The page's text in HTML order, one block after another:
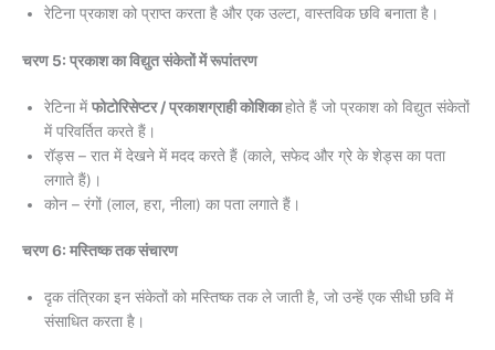
रेटिना प्रकाश को प्राप्त करता है और एक उल्टा, वास्तविक छवि बनाता है।
चरण 5: प्रकाश का विद्युत संकेतों में रूपांतरण
रेटिना मेंफोटोरिसेप्टर / प्रकाशग्राही कोशिकाहोते हैं जो प्रकाश को विद्युत संकेतों
में परिवर्तित करते हैं।
रॉड्स – रात में देखने में मदद करते हैं (काले, सफेद और ग्रे के शेड्स का पता
लगाते हैं)।
कोन – रंगों (लाल, हरा, नीला) का पता लगाते हैं।
चरण 6: मस्तिष्क तक संचारण
दृक तंत्रिका इन संकेतों को मस्तिष्क तक ले जाती है, जो उन्हें एक सीधी छवि में
संसाधित करता है।